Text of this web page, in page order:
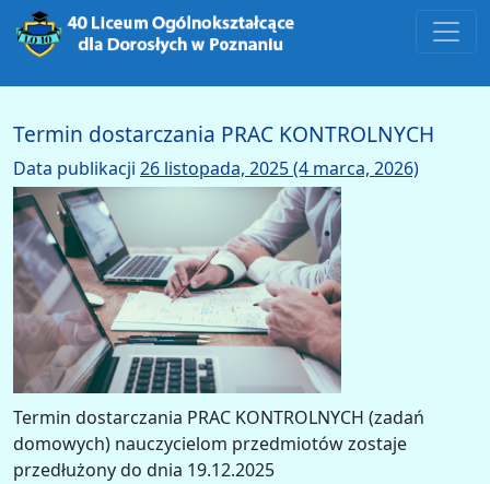
Main Navigation
Termin dostarczania PRAC KONTROLNYCH
Data publikacji 26 listopada, 2025(4 marca, 2026)
Termin dostarczania PRAC KONTROLNYCH (zadań
domowych) nauczycielom przedmiotów zostaje
przedłużony do dnia 19.12.2025